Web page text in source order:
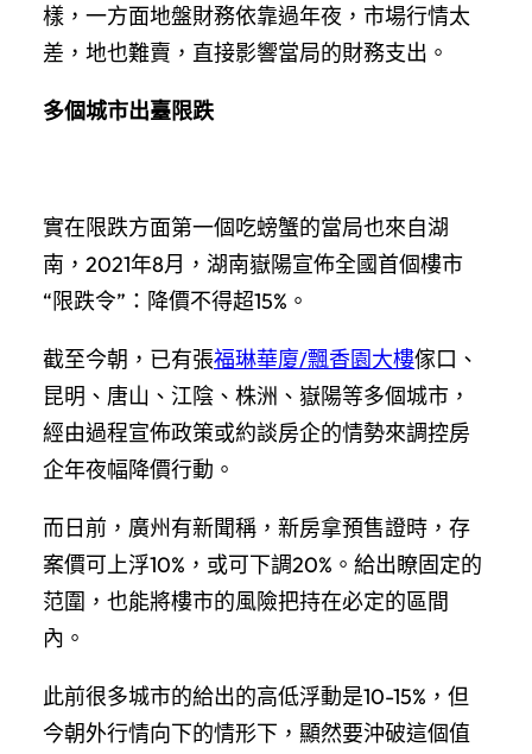
樣，一方面地盤財務依靠過年夜，市場行情太
差，地也難賣，直接影響當局的財務支出。
多個城市出臺限跌
實在限跌方面第一個吃螃蟹的當局也來自湖
南，2021年8月，湖南嶽陽宣佈全國首個樓市
“限跌令”：降價不得超15%。
截至今朝，已有張福琳華廈/飄香園大樓傢口、
昆明、唐山、江陰、株洲、嶽陽等多個城市，
經由過程宣佈政策或約談房企的情勢來調控房
企年夜幅降價行動。
而日前，廣州有新聞稱，新房拿預售證時，存
案價可上浮10%，或可下調20%。給出瞭固定的
范圍，也能將樓市的風險把持在必定的區間
內。
此前很多城市的給出的高低浮動是10-15%，但
今朝外行情向下的情形下，顯然要沖破這個值